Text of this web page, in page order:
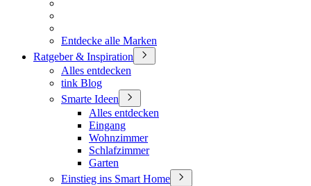
Entdecke alle Marken
Ratgeber & Inspiration
Alles entdecken
tink Blog
Smarte Ideen
Alles entdecken
Eingang
Wohnzimmer
Schlafzimmer
Garten
Einstieg ins Smart Home